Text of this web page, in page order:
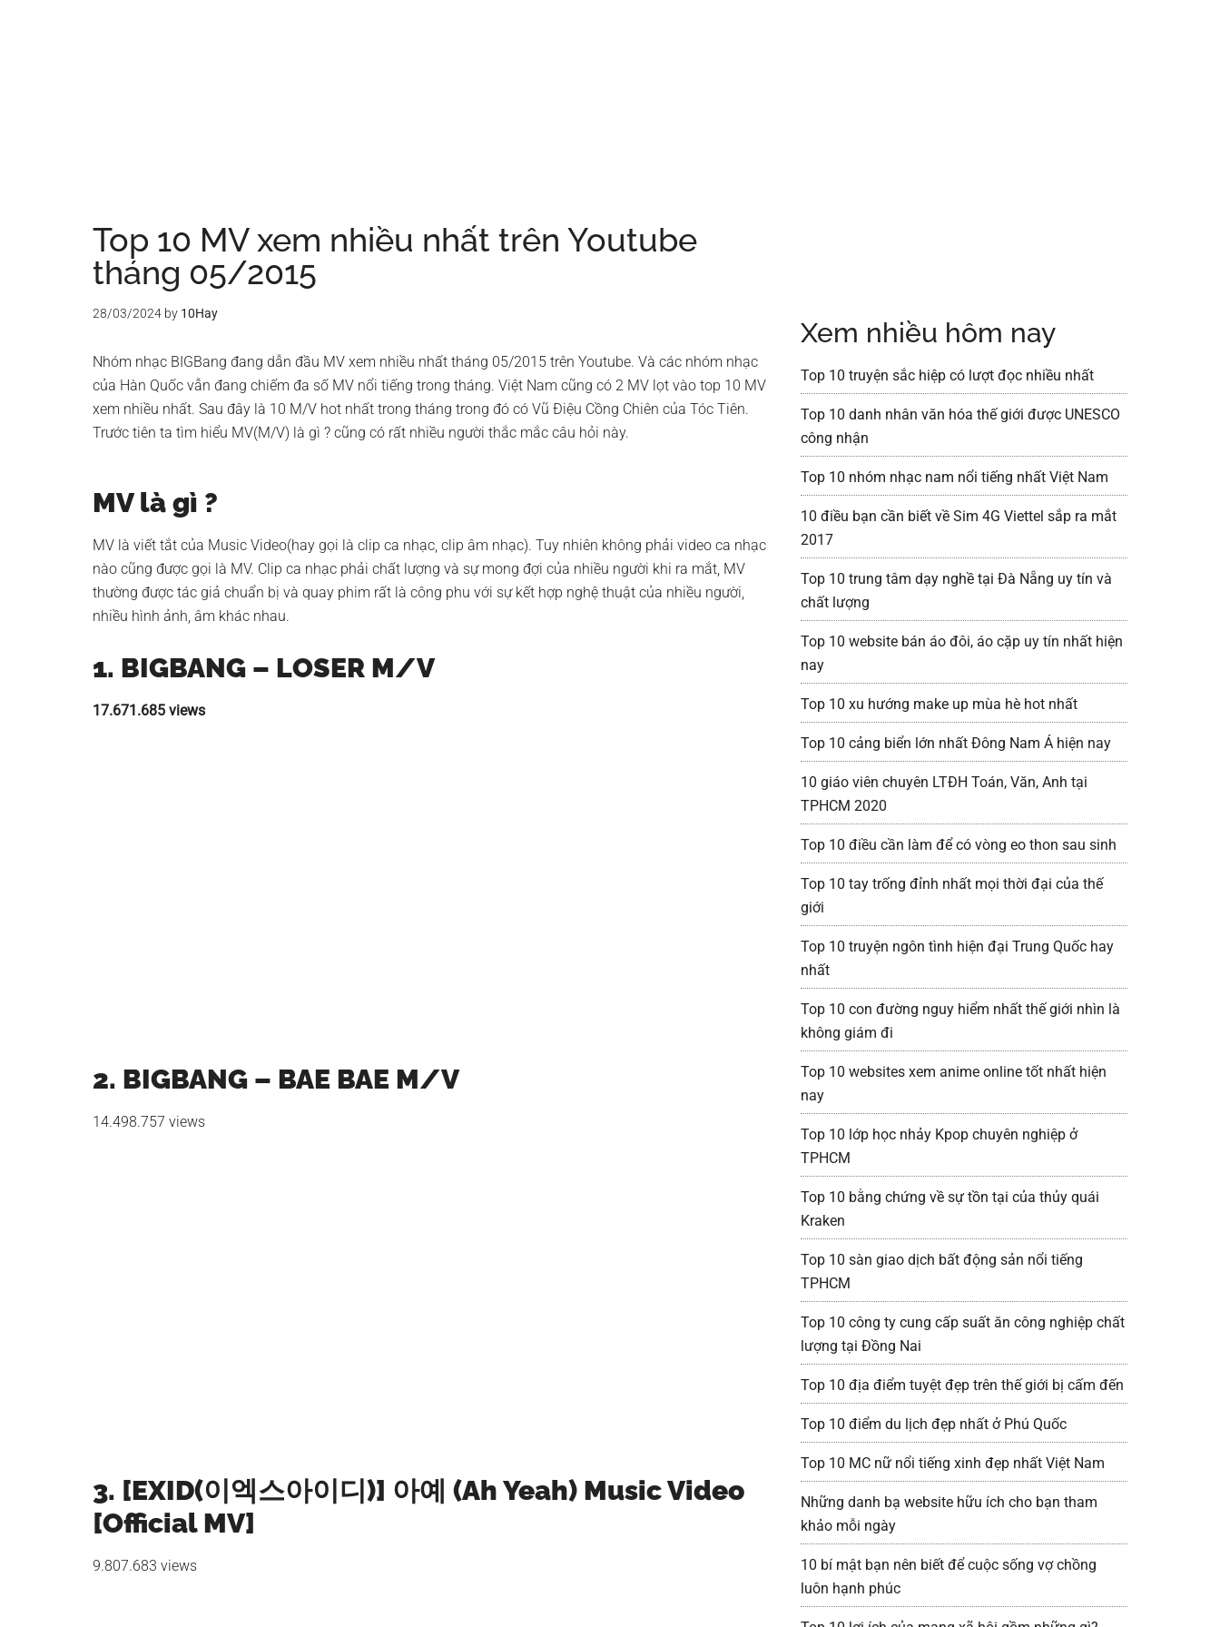
Top 10 MV xem nhiều nhất trên Youtube
tháng 05/2015
28/03/2024 by 10Hay
Nhóm nhạc BIGBang đang dẫn đầu MV xem nhiều nhất tháng 05/2015 trên Youtube. Và các nhóm nhạc
của Hàn Quốc vẫn đang chiếm đa số MV nổi tiếng trong tháng. Việt Nam cũng có 2 MV lọt vào top 10 MV
xem nhiều nhất. Sau đây là 10 M/V hot nhất trong tháng trong đó có Vũ Điệu Cồng Chiên của Tóc Tiên.
Trước tiên ta tìm hiểu MV(M/V) là gì ? cũng có rất nhiều người thắc mắc câu hỏi này.
MV là gì ?
MV là viết tắt của Music Video(hay gọi là clip ca nhạc, clip âm nhạc). Tuy nhiên không phải video ca nhạc
nào cũng được gọi là MV. Clip ca nhạc phải chất lượng và sự mong đợi của nhiều người khi ra mắt, MV
thường được tác giả chuẩn bị và quay phim rất là công phu với sự kết hợp nghệ thuật của nhiều người,
nhiều hình ảnh, âm khác nhau.
1. BIGBANG – LOSER M/V
17.671.685 views
2. BIGBANG – BAE BAE M/V
14.498.757 views
3. [EXID(이엑스아이디)] 아예 (Ah Yeah) Music Video
[Official MV]
9.807.683 views
Xem nhiều hôm nay
Top 10 truyện sắc hiệp có lượt đọc nhiều nhất
Top 10 danh nhân văn hóa thế giới được UNESCO
công nhận
Top 10 nhóm nhạc nam nổi tiếng nhất Việt Nam
10 điều bạn cần biết về Sim 4G Viettel sắp ra mắt
2017
Top 10 trung tâm dạy nghề tại Đà Nẵng uy tín và
chất lượng
Top 10 website bán áo đôi, áo cặp uy tín nhất hiện
nay
Top 10 xu hướng make up mùa hè hot nhất
Top 10 cảng biển lớn nhất Đông Nam Á hiện nay
10 giáo viên chuyên LTĐH Toán, Văn, Anh tại
TPHCM 2020
Top 10 điều cần làm để có vòng eo thon sau sinh
Top 10 tay trống đỉnh nhất mọi thời đại của thế
giới
Top 10 truyện ngôn tình hiện đại Trung Quốc hay
nhất
Top 10 con đường nguy hiểm nhất thế giới nhìn là
không giám đi
Top 10 websites xem anime online tốt nhất hiện
nay
Top 10 lớp học nhảy Kpop chuyên nghiệp ở
TPHCM
Top 10 bằng chứng về sự tồn tại của thủy quái
Kraken
Top 10 sàn giao dịch bất động sản nổi tiếng
TPHCM
Top 10 công ty cung cấp suất ăn công nghiệp chất
lượng tại Đồng Nai
Top 10 địa điểm tuyệt đẹp trên thế giới bị cấm đến
Top 10 điểm du lịch đẹp nhất ở Phú Quốc
Top 10 MC nữ nổi tiếng xinh đẹp nhất Việt Nam
Những danh bạ website hữu ích cho bạn tham
khảo mỗi ngày
10 bí mật bạn nên biết để cuộc sống vợ chồng
luôn hạnh phúc